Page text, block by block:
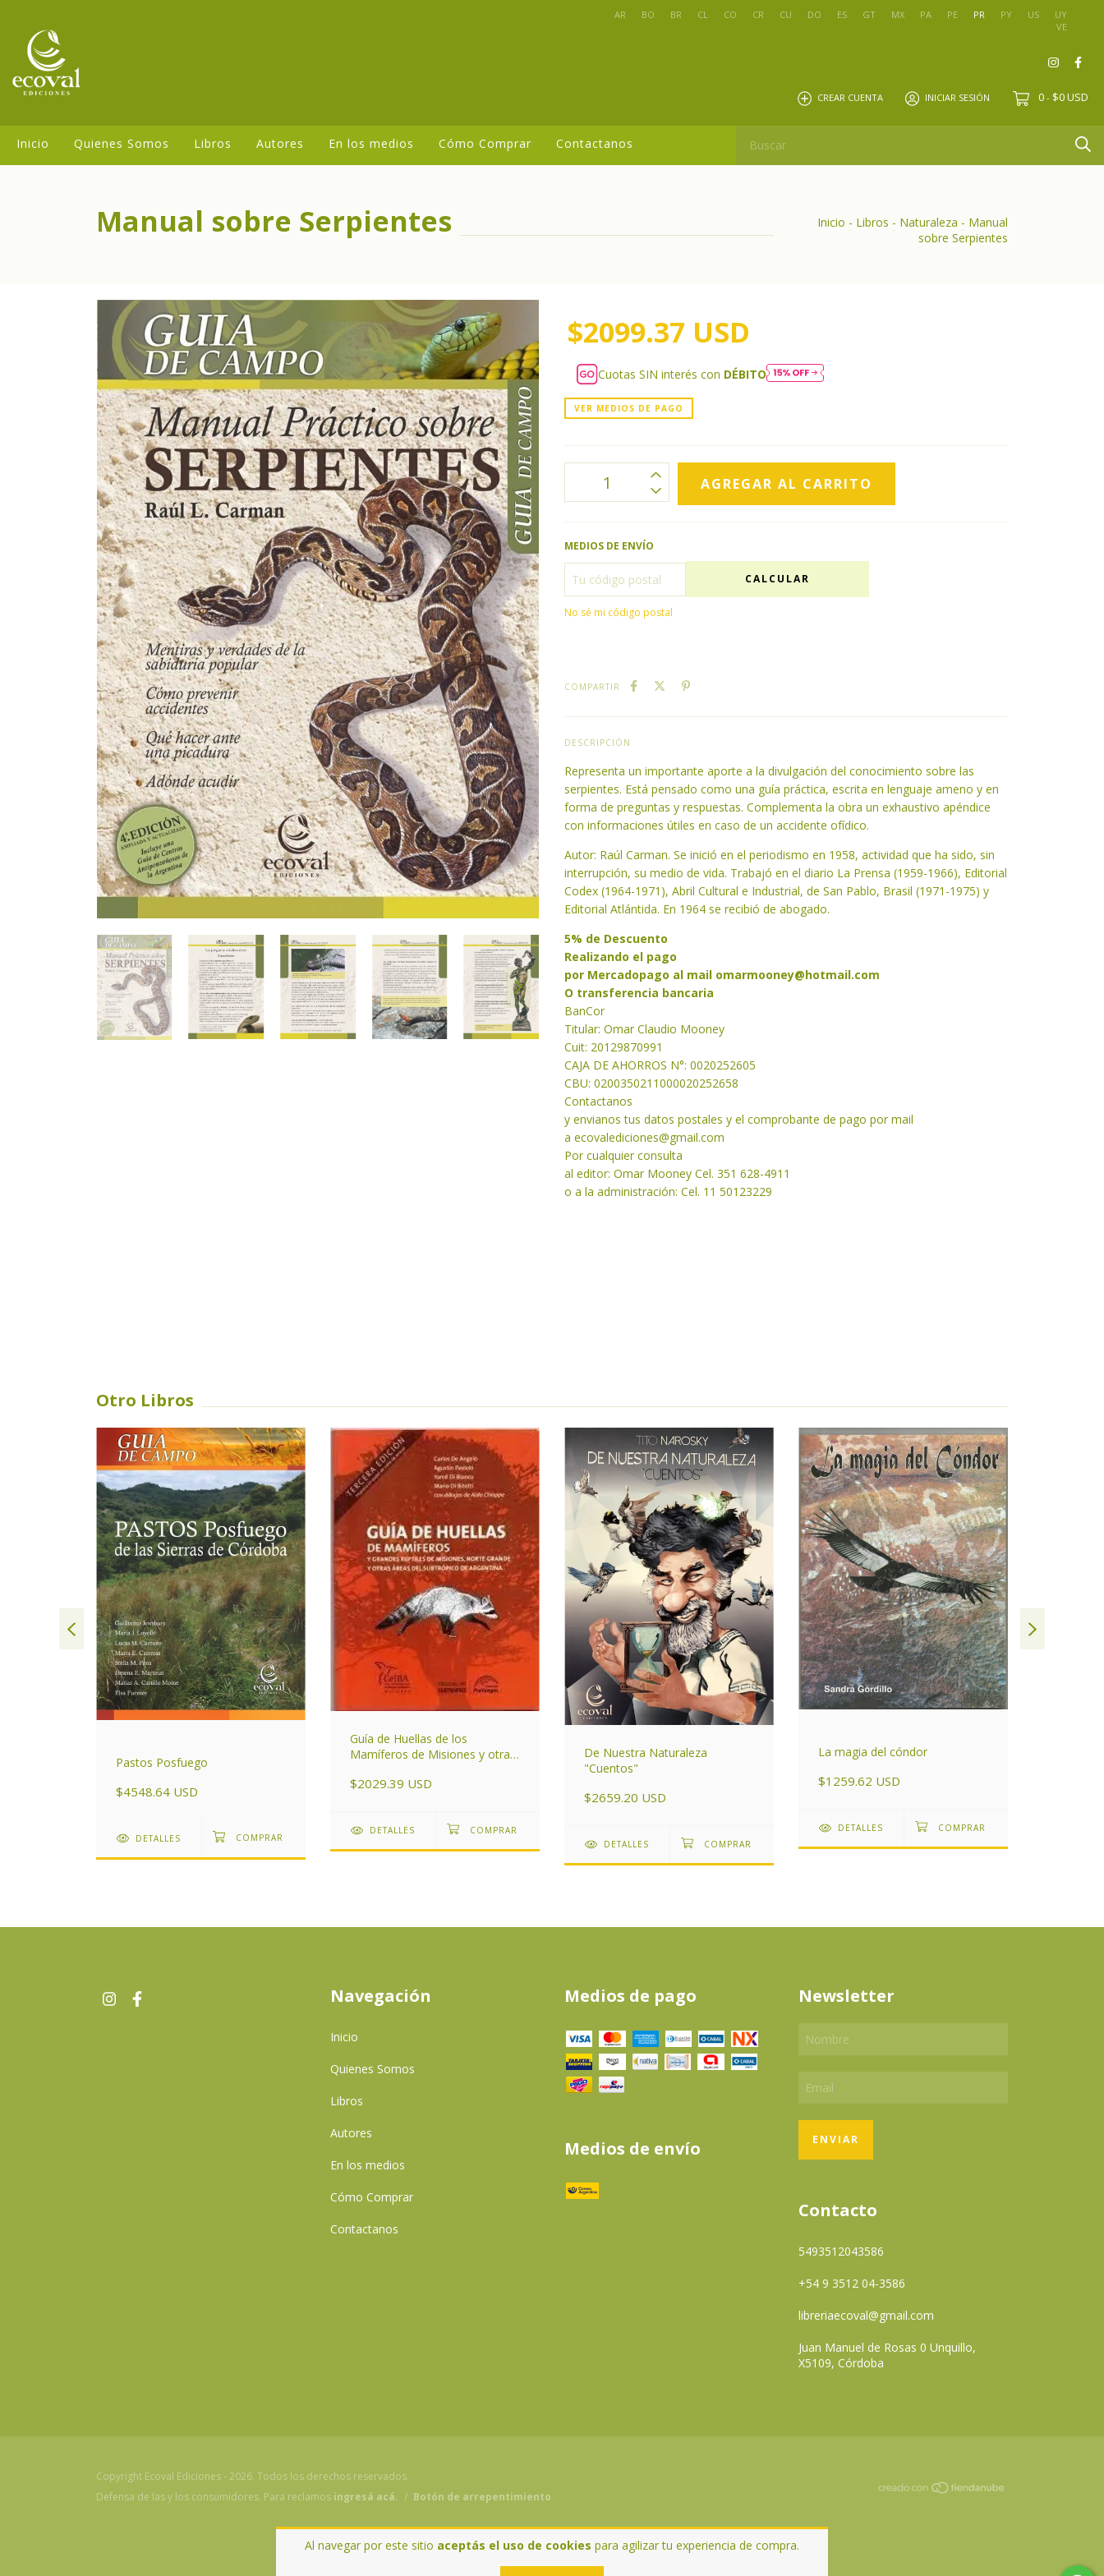
AR BO BR CL CO CR CU DO ES GT MX PA PE PR PY US
UY
VE
CREAR CUENTA INICIAR SESIÓN 0 - $0 USD
Inicio Quienes Somos Libros Autores En los medios Cómo Comprar Contactanos
Al navegar por este sitio aceptás el uso de cookies para agilizar tu experiencia de compra.
Manual sobre Serpientes Inicio - Libros - Naturaleza - Manual
sobre Serpientes
$2099.37 USD
Cuotas SIN interés con DÉBITO
VER MEDIOS DE PAGO
MEDIOS DE ENVÍO
CALCULAR
No sé mi código postal
COMPARTIR
DESCRIPCIÓN
Representa un importante aporte a la divulgación del conocimiento sobre las
serpientes. Está pensado como una guía práctica, escrita en lenguaje ameno y en
forma de preguntas y respuestas. Complementa la obra un exhaustivo apéndice
con informaciones útiles en caso de un accidente ofídico.
Autor: Raúl Carman. Se inició en el periodismo en 1958, actividad que ha sido, sin
interrupción, su medio de vida. Trabajó en el diario La Prensa (1959-1966), Editorial
Codex (1964-1971), Abril Cultural e Industrial, de San Pablo, Brasil (1971-1975) y
Editorial Atlántida. En 1964 se recibió de abogado.
5% de Descuento
Realizando el pago
por Mercadopago al mail omarmooney@hotmail.com
O transferencia bancaria
BanCor
Titular: Omar Claudio Mooney
Cuit: 20129870991
CAJA DE AHORROS N°: 0020252605
CBU: 0200350211000020252658
Contactanos
y envianos tus datos postales y el comprobante de pago por mail
a ecovalediciones@gmail.com
Por cualquier consulta
al editor: Omar Mooney Cel. 351 628-4911
o a la administración: Cel. 11 50123229
Otro Libros
Pastos Posfuego
$4548.64 USD
DETALLES
Guía de Huellas de los
Mamíferos de Misiones y otras
Argentina
$2029.39 USD
DETALLES
De Nuestra Naturaleza
"Cuentos"
$2659.20 USD
DETALLES
La magia del cóndor
$1259.62 USD
DETALLES
Navegación
Inicio
Quienes Somos
Libros
Autores
En los medios
Cómo Comprar
Contactanos
Medios de pago
Medios de envío
Newsletter
Contacto
5493512043586
+54 9 3512 04-3586
libreriaecoval@gmail.com
Juan Manuel de Rosas 0 Unquillo,
X5109, Córdoba
Copyright Ecoval Ediciones - 2026. Todos los derechos reservados.
Defensa de las y los consumidores. Para reclamos ingresá acá. / Botón de arrepentimiento